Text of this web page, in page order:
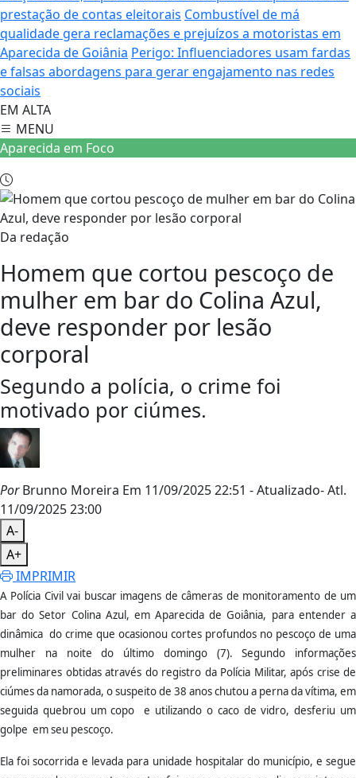
prestação de contas eleitorais Combustível de má
qualidade gera reclamações e prejuízos a motoristas em
Aparecida de Goiânia Perigo: Influenciadores usam fardas
e falsas abordagens para gerar engajamento nas redes
sociais
EM ALTA
MENU
Aparecida em Foco
Da redação
Homem que cortou pescoço de
mulher em bar do Colina Azul,
deve responder por lesão
corporal
Segundo a polícia, o crime foi
motivado por ciúmes.
PorBrunno Moreira Em 11/09/2025 22:51 - Atualizado- Atl.
11/09/2025 23:00
A-
A+
IMPRIMIR
A Polícia Civil vai buscar imagens de câmeras de monitoramento de um
bar do Setor Colina Azul, em Aparecida de Goiânia, para entender a
dinâmica do crime que ocasionou cortes profundos no pescoço de uma
mulher na noite do último domingo (7). Segundo informações
preliminares obtidas através do registro da Polícia Militar, após crise de
ciúmes da namorada, o suspeito de 38 anos chutou a perna da vítima, em
seguida quebrou um copo e utilizando o caco de vidro, desferiu um
golpe em seu pescoço.
Ela foi socorrida e levada para unidade hospitalar do município, e segue